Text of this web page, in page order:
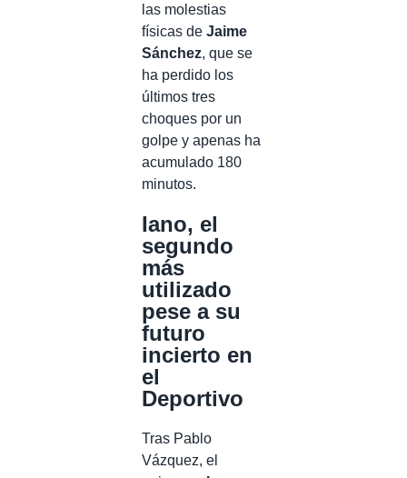
las molestias
físicas de Jaime
Sánchez, que se
ha perdido los
últimos tres
choques por un
golpe y apenas ha
acumulado 180
minutos.
Iano, el
segundo
más
utilizado
pese a su
futuro
incierto en
el
Deportivo
Tras Pablo
Vázquez, el